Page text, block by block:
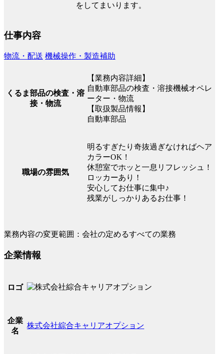
をしてまいります。
仕事内容
物流・配送 機械操作・製造補助
くるま部品の検査・溶
接・物流
【業務内容詳細】
自動車部品の検査・溶接機械オペレ
ーター・物流
【取扱製品情報】
自動車部品
職場の雰囲気
明るすぎたり奇抜過ぎなければヘア
カラーOK！
休憩室でホッと一息リフレッシュ！
ロッカーあり！
安心してお仕事に集中♪
残業がしっかりあるお仕事！
業務内容の変更範囲：会社の定めるすべての業務
企業情報
ロゴ
企業
名
株式会社綜合キャリアオプション